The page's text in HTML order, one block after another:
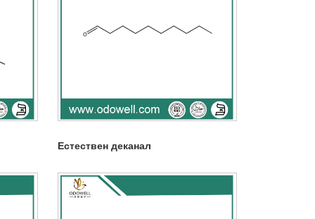
Естествен деканал